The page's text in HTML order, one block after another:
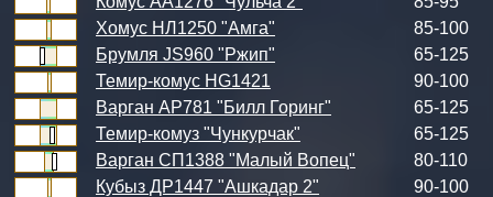
Хомус НЛ1250 "Амга"
85-100
Брумля JS960 "Ржип"
65-125
Темир-комус HG1421
90-100
Варган АР781 "Билл Горинг"
65-125
Темир-комуз "Чункурчак"
65-125
Варган СП1388 "Малый Вопец"
80-110
Кубыз ДР1447 "Ашкадар 2"
90-100